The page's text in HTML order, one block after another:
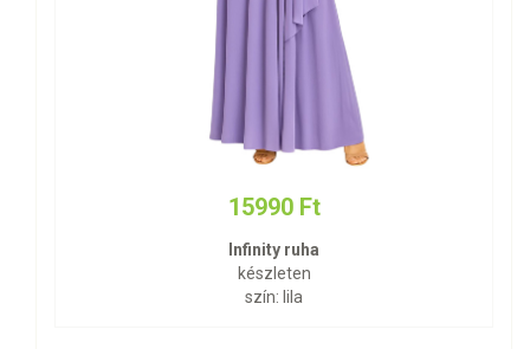
15990 Ft
Infinity ruha
készleten
szín: lila